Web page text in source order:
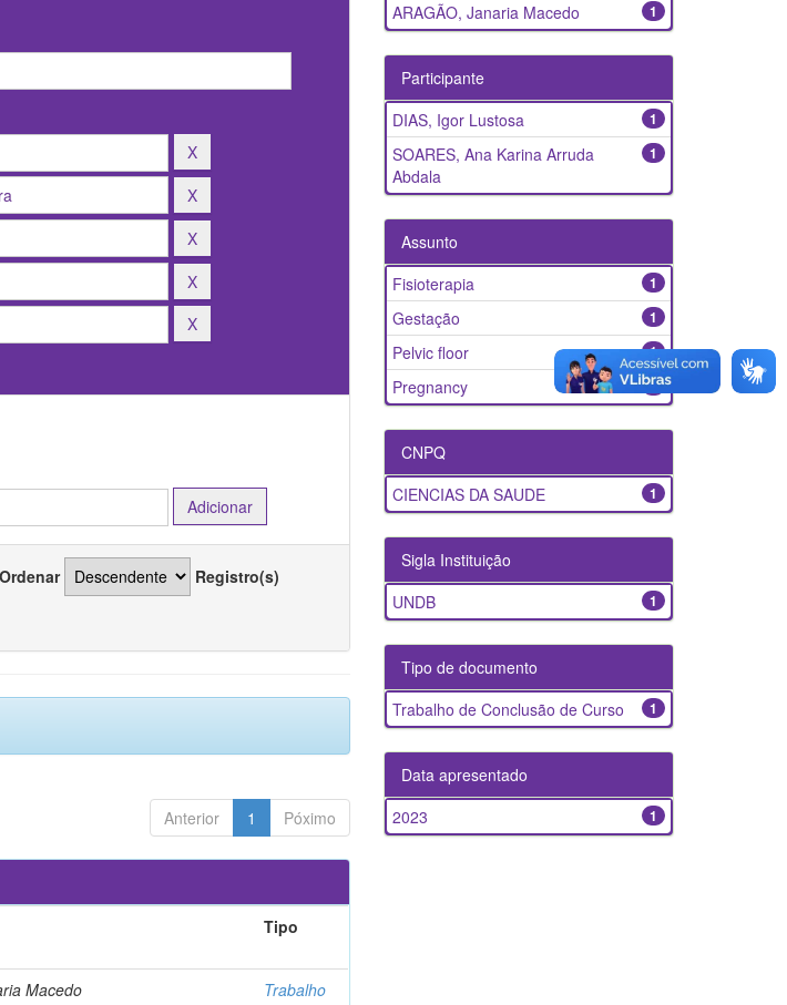
Ordenar Registro(s)
Anterior 1 Póximo
Tipo
Macedo
Trabalho
1
ARAGÃO, Janaria Macedo
Participante
1
DIAS, Igor Lustosa
1
SOARES, Ana Karina Arruda
Abdala
Assunto
1
Fisioterapia
1
Gestação
1
Pelvic floor
1
Pregnancy
CNPQ
1
CIENCIAS DA SAUDE
Sigla Instituição
1
UNDB
Tipo de documento
1
Trabalho de Conclusão de Curso
Data apresentado
1
2023